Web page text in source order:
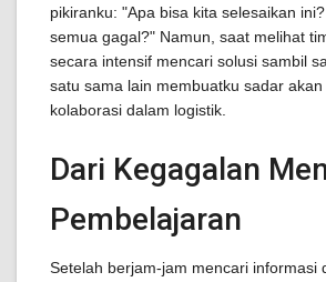
pikiranku: "Apa bisa kita selesaikan
semua gagal?" Namun, saat melihat
secara intensif mencari solusi sambil
satu sama lain membuatku sadar akan
kolaborasi dalam logistik.
Dari Kegagalan
Pembelajaran
Setelah berjam-jam mencari informasi